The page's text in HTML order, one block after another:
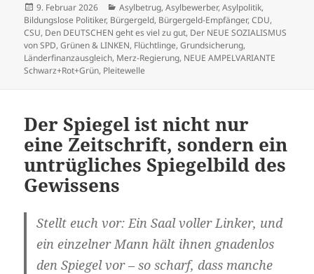
Veröffentlicht
am
9. Februar 2026 Kategorien
Asylbetrug,Asylbewerber,Asylpolitik,
Bildungslose Politiker, Bürgergeld, Bürgergeld-Empfänger,CDU,
CSU, Den DEUTSCHEN geht es viel zu gut, Der NEUE SOZIALISMUS
von SPD, Grünen & LINKEN, Flüchtlinge,Grundsicherung,
Länderfinanzausgleich, Merz-Regierung, NEUE AMPELVARIANTE
Schwarz+Rot+Grün, Pleitewelle
Der Spiegel ist nicht nur
eine Zeitschrift, sondern ein
untrügliches Spiegelbild des
Gewissens
Stellt euch vor: Ein Saal voller Linker, und
ein einzelner Mann hält ihnen gnadenlos
den Spiegel vor – so scharf, dass manche